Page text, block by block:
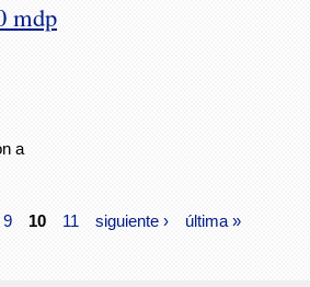
mdp
a
9 10 11 siguiente › última »